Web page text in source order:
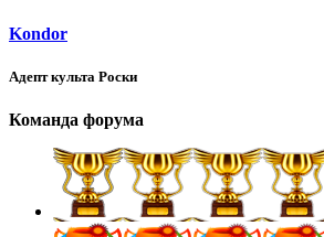
Kondor
Адепт культа Роски
Команда форума